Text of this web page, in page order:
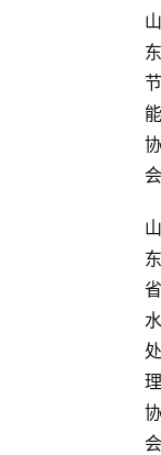
山
东
节
能
协
会
山
东
省
水
处
理
协
会